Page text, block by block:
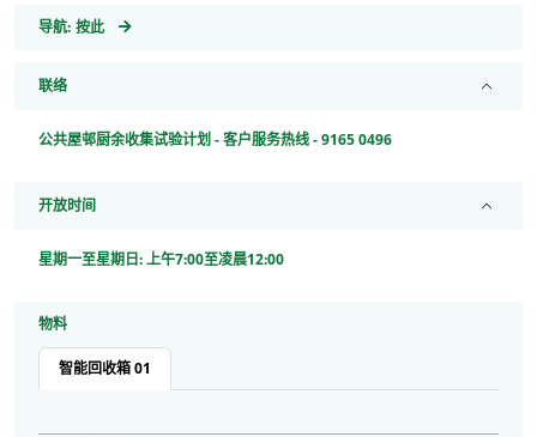
导航: GeoCoordinates
按此
联络
公共屋邨厨余收集试验计划 - 客户服务热线 - 9165 0496
开放时间
星期一至星期日: 上午7:00至凌晨12:00
物料
智能回收箱 01